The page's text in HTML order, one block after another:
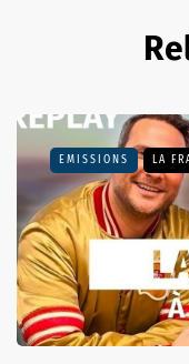
EMISSIONS LA